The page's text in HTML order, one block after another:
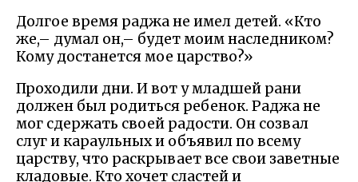
Долгое время раджа не имел детей. «Кто
же,– думал он,– будет моим наследником?
Кому достанется мое царство?»
Проходили дни. И вот у младшей рани
должен был родиться ребенок. Раджа не
мог сдержать своей радости. Он созвал
слуг и караульных и объявил по всему
царству, что раскрывает все свои заветные
кладовые. Кто хочет сластей и